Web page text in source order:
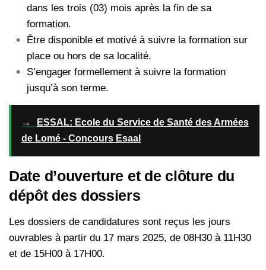
dans les trois (03) mois après la fin de sa
formation.
Être disponible et motivé à suivre la formation sur
place ou hors de sa localité.
S’engager formellement à suivre la formation
jusqu’à son terme.
→
ESSAL: Ecole du Service de Santé des Armées
de Lomé - Concours Esaal
Date d’ouverture et de clôture du
dépôt des dossiers
Les dossiers de candidatures sont reçus les jours
ouvrables à partir du 17 mars 2025, de 08H30 à 11H30
et de 15H00 à 17H00.